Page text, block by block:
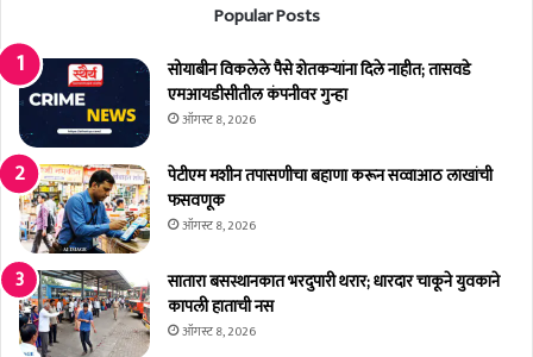
ज
न
र
ले
;
रा
न
दी
का
ठा
व
री
ल
गा
Popular Posts
सोयाबीन विकलेले पैसे शेतकर्‍यांना दिले नाहीत; तासवडे
एमआयडीसीतील कंपनीवर गुन्हा
ऑगस्ट 8, 2026
पेटीएम मशीन तपासणीचा बहाणा करून सव्वाआठ लाखांची
फसवणूक
ऑगस्ट 8, 2026
सातारा बसस्थानकात भरदुपारी थरार; धारदार चाकूने युवकाने
कापली हाताची नस
ऑगस्ट 8, 2026